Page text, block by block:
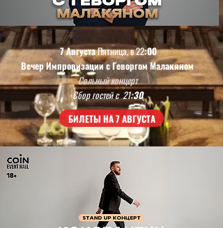
7 АвгустаПятница, в 22:00
Вечер Импровизации с Геворгом Малакяном
Сольный концерт
Сбор гостей с 21:30
БИЛЕТЫ НА 7 АВГУСТА